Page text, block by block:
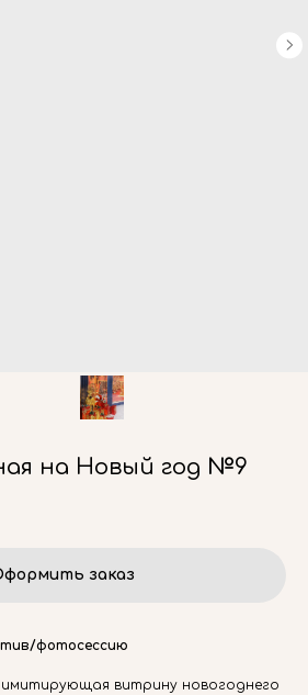
на Новый год №9
заказ
фотосессию
витрину новогоднего